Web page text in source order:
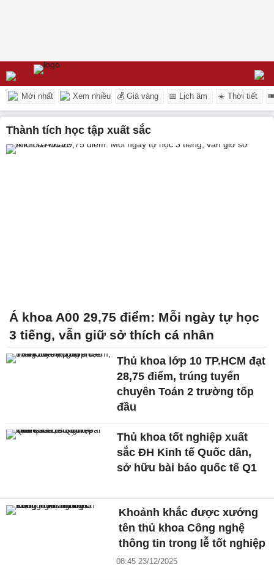
Mới nhất Xem nhiều 💰 Giá vàng 📅 Lịch âm ☀️ Thời tiết
thành tích học tập xuất sắc
Á khoa A00 29,75 điểm: Mỗi ngày tự học
3 tiếng, vẫn giữ sở thích cá nhân
Thủ khoa lớp 10 TP.HCM đạt
28,75 điểm, trúng tuyển
chuyên Toán 2 trường tốp
đầu
Thủ khoa tốt nghiệp xuất
sắc ĐH Kinh tế Quốc dân,
sở hữu bài báo quốc tế Q1
Khoảnh khắc được xướng
tên thủ khoa Công nghệ
thông tin trong lễ tốt nghiệp
08:45 23/12/2025